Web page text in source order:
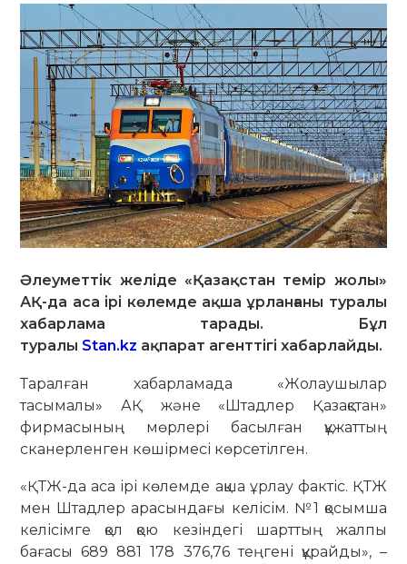
Әлеуметтік желіде «Қазақстан темір жолы»
АҚ-да аса ірі көлемде ақша ұрланғаны туралы
хабарлама тарады. Бұл
туралы Stan.kz ақпарат агенттігі хабарлайды.
Таралған хабарламада «Жолаушылар
тасымалы» АҚ және «Штадлер Қазақстан»
фирмасының мөрлері басылған құжаттың
сканерленген көшірмесі көрсетілген.
«ҚТЖ-да аса ірі көлемде ақша ұрлау фактіс. ҚТЖ
мен Штадлер арасындағы келісім. №1 қосымша
келісімге қол қою кезіндегі шарттың жалпы
бағасы 689 881 178 376,76 теңгені құрайды», –